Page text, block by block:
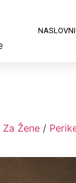
Za Žene/